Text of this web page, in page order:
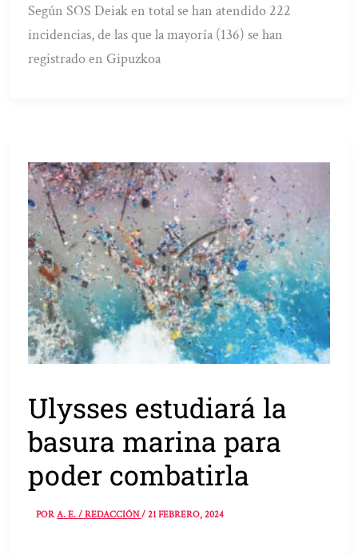
Según SOS Deiak en total se han atendido 222
incidencias, de las que la mayoría (136) se han
registrado en Gipuzkoa
Ulysses estudiará la
basura marina para
poder combatirla
PORA. E. / REDACCIÓN/21 FEBRERO, 2024